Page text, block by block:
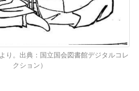
り。出典：国立国会図書館デジタルコレ
クション）